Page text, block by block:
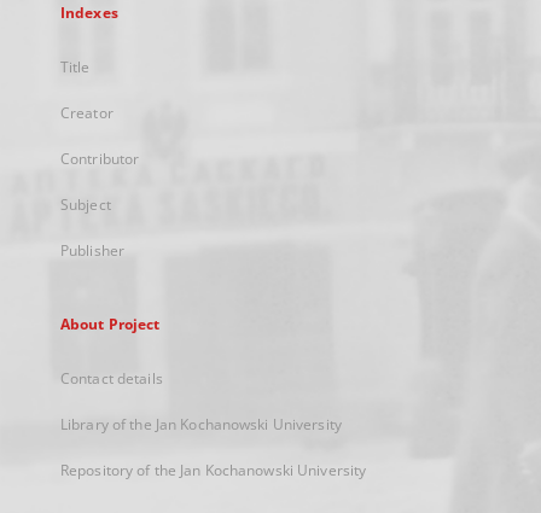
Indexes
Title
Creator
Contributor
Subject
Publisher
About Project
Contact details
Library of the Jan Kochanowski University
Repository of the Jan Kochanowski University